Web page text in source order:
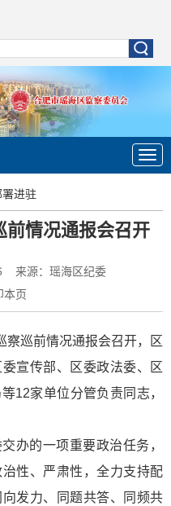
署进驻
前情况通报会召开
来源：瑶海区纪委
本页
察巡前情况通报会召开，区
宣传部、区委政法委、区
12家单位分管负责同志，
办的一项重要政治任务，
性、严肃性，全力支持配
发力、同题共答、同频共